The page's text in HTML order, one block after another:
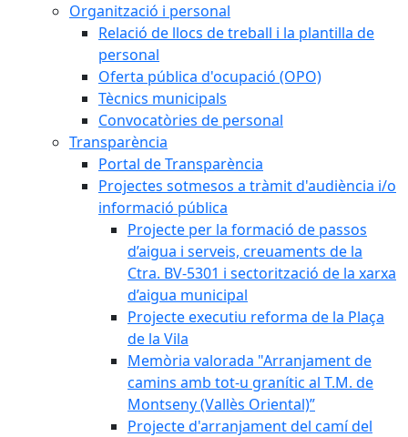
Organització i personal
Relació de llocs de treball i la plantilla de
personal
Oferta pública d'ocupació (OPO)
Tècnics municipals
Convocatòries de personal
Transparència
Portal de Transparència
Projectes sotmesos a tràmit d'audiència i/o
informació pública
Projecte per la formació de passos
d’aigua i serveis, creuaments de la
Ctra. BV-5301 i sectorització de la xarxa
d’aigua municipal
Projecte executiu reforma de la Plaça
de la Vila
Memòria valorada "Arranjament de
camins amb tot-u granític al T.M. de
Montseny (Vallès Oriental)”
Projecte d'arranjament del camí del